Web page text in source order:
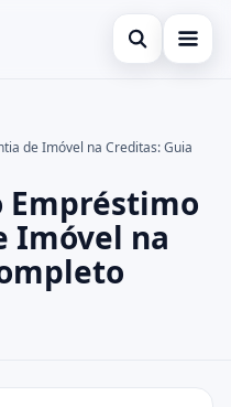
Abrir busca
ESC para fechar.
de Imóvel na Creditas: Guia
Empréstimo
Imóvel na